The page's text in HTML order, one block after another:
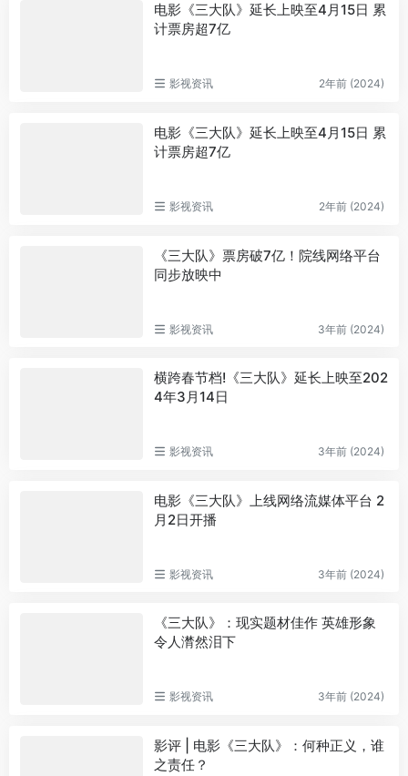
电影《三大队》延长上映至4月15日 累
计票房超7亿
影视资讯 2年前 (2024)
电影《三大队》延长上映至4月15日 累
计票房超7亿
影视资讯 2年前 (2024)
《三大队》票房破7亿！院线网络平台
同步放映中
影视资讯 3年前 (2024)
横跨春节档!《三大队》延长上映至202
4年3月14日
影视资讯 3年前 (2024)
电影《三大队》上线网络流媒体平台 2
月2日开播
影视资讯 3年前 (2024)
《三大队》：现实题材佳作 英雄形象
令人潸然泪下
影视资讯 3年前 (2024)
影评 | 电影《三大队》：何种正义，谁
之责任？